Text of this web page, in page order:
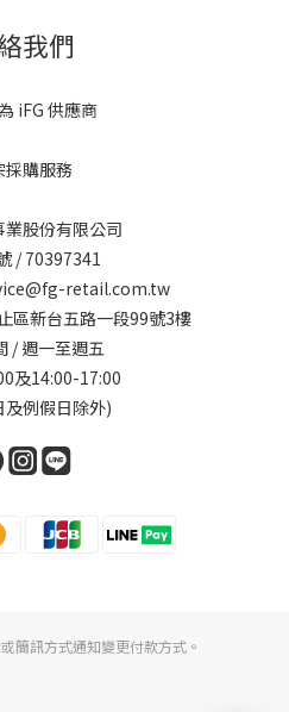
我們
iFG 供應商
採購服務
股份有限公司
/ 70397341
retail.com.tw
區新台五路一段99號3樓
/ 週一至週五
及14:00-17:00
及例假日除外)
簡訊方式通知變更付款方式。